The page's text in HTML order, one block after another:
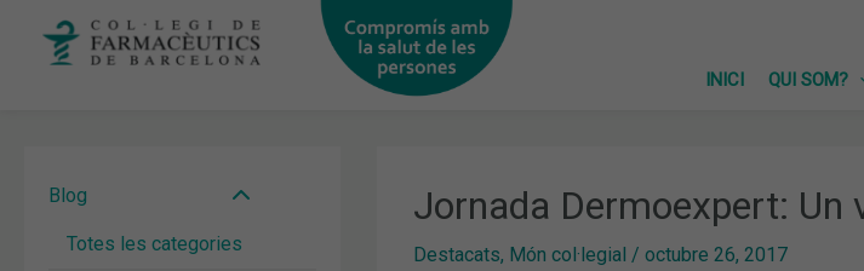
INICI
QUI SOM?
Blog
Totes les categories
Jornada Dermoexpert: Un
Destacats, Món col·legial / octubre 26, 2017